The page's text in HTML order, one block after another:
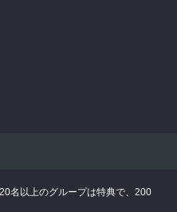
名以上のグループは特典で、200